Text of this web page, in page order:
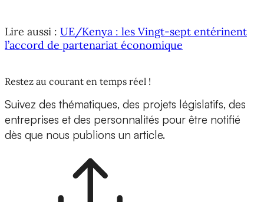
Lire aussi : UE/Kenya : les Vingt-sept entérinent
l’accord de partenariat économique
Restez au courant en temps réel !
Suivez des thématiques, des projets législatifs, des
entreprises et des personnalités pour être notifié
dès que nous publions un article.